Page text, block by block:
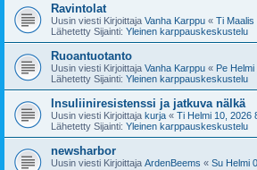
Ravintolat
Uusin viesti Kirjoittaja Vanha Karppu « Ti Maalis
Lähetetty Sijainti: Yleinen karppauskeskustelu
Ruoantuotanto
Uusin viesti Kirjoittaja Vanha Karppu « Pe
Lähetetty Sijainti: Yleinen karppauskeskustelu
Insuliiniresistenssi ja jatkuva nälkä
Uusin viesti Kirjoittaja kurja « Ti Helmi 10, 2026
Lähetetty Sijainti: Yleinen karppauskeskustelu
newsharbor
Uusin viesti Kirjoittaja ArdenBeems « Su Helmi